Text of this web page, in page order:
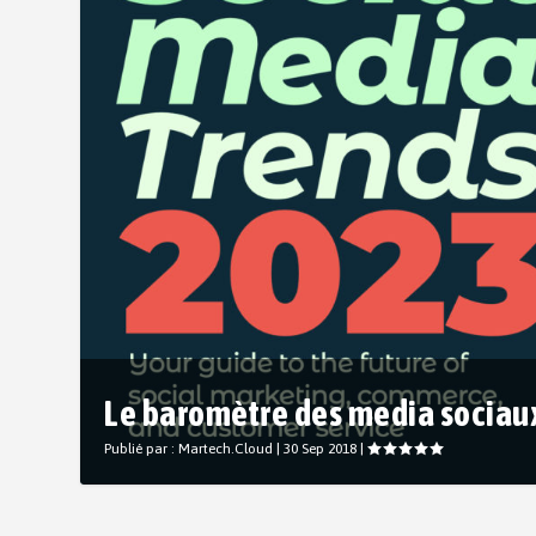
Le baromètre des media
Publié par :Martech.Cloud |30 Sep 2018 |